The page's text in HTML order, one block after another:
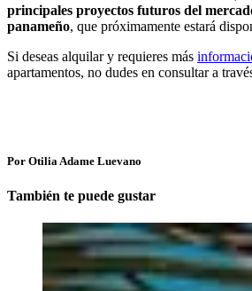
principales proyectos futuros del
panameño, que próximamente estará
Si deseas alquilar y requieres más
apartamentos, no dudes en consultar a
Por Otilia Adame Luevano
También te puede gustar